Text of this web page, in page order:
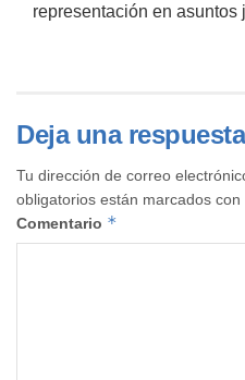
representación en
Deja una respuesta
Tu dirección de correo
obligatorios están marcados con
Comentario *